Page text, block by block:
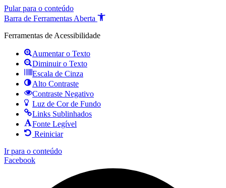
Pular para o conteúdo
Barra de Ferramentas Aberta
Ferramentas de Acessibilidade
Aumentar o Texto
Diminuir o Texto
Escala de Cinza
Alto Contraste
Contraste Negativo
Luz de Cor de Fundo
Links Sublinhados
Fonte Legível
Reiniciar
Ir para o conteúdo
Facebook